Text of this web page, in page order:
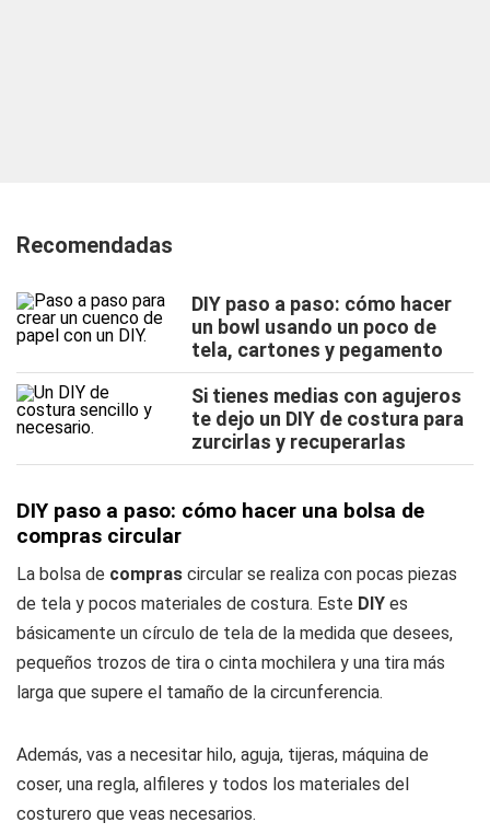
Recomendadas
DIY paso a paso: cómo hacer
un bowl usando un poco de
tela, cartones y pegamento
Si tienes medias con agujeros
te dejo un DIY de costura para
zurcirlas y recuperarlas
DIY paso a paso: cómo hacer una bolsa de
compras circular
La bolsa de compras circular se realiza con pocas piezas
de tela y pocos materiales de costura. Este DIY es
básicamente un círculo de tela de la medida que desees,
pequeños trozos de tira o cinta mochilera y una tira más
larga que supere el tamaño de la circunferencia.
Además, vas a necesitar hilo, aguja, tijeras, máquina de
coser, una regla, alfileres y todos los materiales del
costurero que veas necesarios.